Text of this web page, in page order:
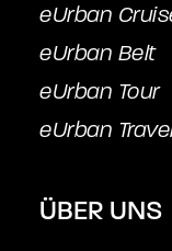
eUrban
eUrban Belt
eUrban Tour
eUrban
ÜBER UNS